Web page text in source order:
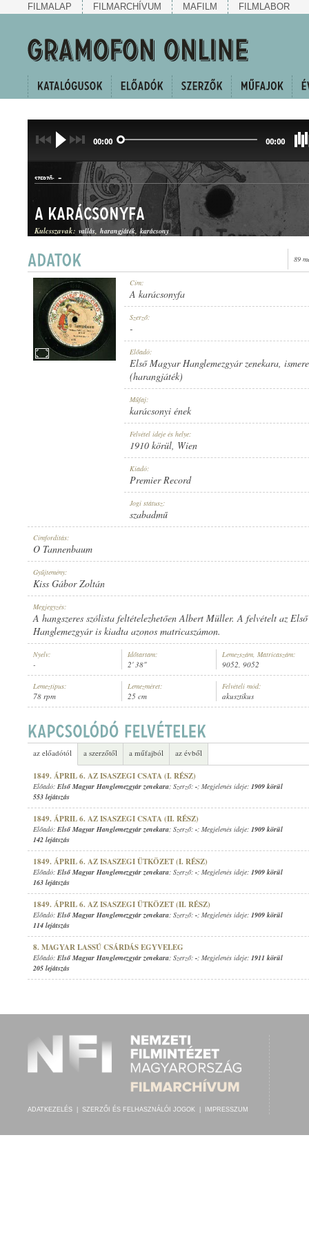
FILMALAP FILMARCHÍVUM MAFILM FILMLABOR
00:00 00:00
ELŐADÓ: ELSŐ MAGYAR HANGLEMEZGYÁR ZENEKARA ,ISMERETLEN ZENÉSZ
SZERZŐ: -
KARÁCSONYI ÉNEK
1910 KÖRÜL
9052
A karácsonyfa
Kulcsszavak: vallás harangjáték karácsony
89
Cím:
A karácsonyfa
Szerző:
-
Előadó:
Első Magyar Hanglemezgyár zenekara,
(harangjáték)
Műfaj:
karácsonyi ének
Felvétel ideje és helye:
1910 körül, Wien
Kiadó:
Premier Record
Jogi státusz:
szabadmű
Címfordítás:
O Tannenbaum
Gyűjtemény:
Kiss Gábor Zoltán
Megjegyzés:
A hangszeres szólista feltételezhetően Albert Müller. A felvételt az
Hanglemezgyár is kiadta azonos matricaszámon.
Nyelv:
-
Időtartam:
2' 38"
Lemezszám, Matricaszám:
9052, 9052
Lemeztípus:
78 rpm
Lemezméret:
25 cm
Felvételi mód:
akusztikus
az előadótól a szerzőtől a műfajból az évből
1849. ÁPRIL 6. AZ ISASZEGI CSATA (I. RÉSZ)
Előadó: Első Magyar Hanglemezgyár zenekara; Szerző: -; Megjelenés ideje: 1909 körül
553 lejátszás
1849. ÁPRIL 6. AZ ISASZEGI CSATA (II. RÉSZ)
Előadó: Első Magyar Hanglemezgyár zenekara; Szerző: -; Megjelenés ideje: 1909 körül
142 lejátszás
1849. ÁPRIL 6. AZ ISASZEGI ÜTKÖZET (I. RÉSZ)
Előadó: Első Magyar Hanglemezgyár zenekara; Szerző: -; Megjelenés ideje: 1909 körül
163 lejátszás
1849. ÁPRIL 6. AZ ISASZEGI ÜTKÖZET (II. RÉSZ)
Előadó: Első Magyar Hanglemezgyár zenekara; Szerző: -; Megjelenés ideje: 1909 körül
114 lejátszás
8. MAGYAR LASSÚ CSÁRDÁS EGYVELEG
Előadó: Első Magyar Hanglemezgyár zenekara; Szerző: -; Megjelenés ideje: 1911 körül
205 lejátszás
ADATKEZELÉS SZERZŐI ÉS FELHASZNÁLÓI JOGOK IMPRESSZUM